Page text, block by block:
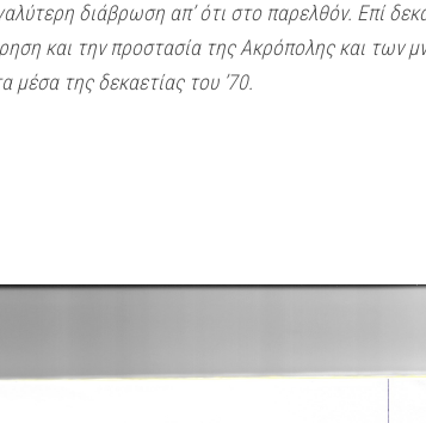
διάβρωση απ’ ότι στο παρελθόν. Επί
και την προστασία της Ακρόπολης και των
μέσα της δεκαετίας του ’70.